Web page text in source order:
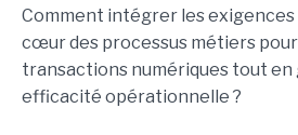
Comment intégrer les
cœur des processus métiers
transactions numériques tout en
efficacité opérationnelle ?